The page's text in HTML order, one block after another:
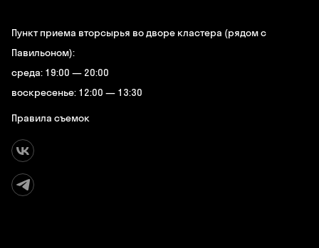
Пункт приема вторсырья во дворе кластера (рядом с
Павильоном):
среда: 19:00 — 20:00
воскресенье: 12:00 — 13:30
Правила съемок